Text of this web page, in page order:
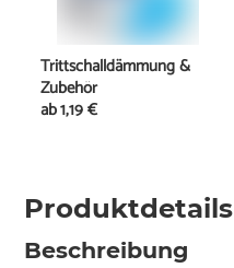
Produktdetails
Beschreibung
Trittschalldämmung &
Zubehör
ab1,19 €